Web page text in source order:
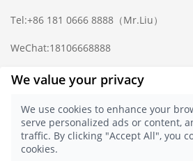
Tel:+86 181 0666 8888 （Mr.Liu）
WeChat:18106668888
Complaint Mailbox:
Privacy Policy
© 2021 Testcoo
浙ICP备16028323
We value your privacy
We use cookies to enhance your
serve personalized ads or content,
traffic. By clicking "Accept All", you
cookies.